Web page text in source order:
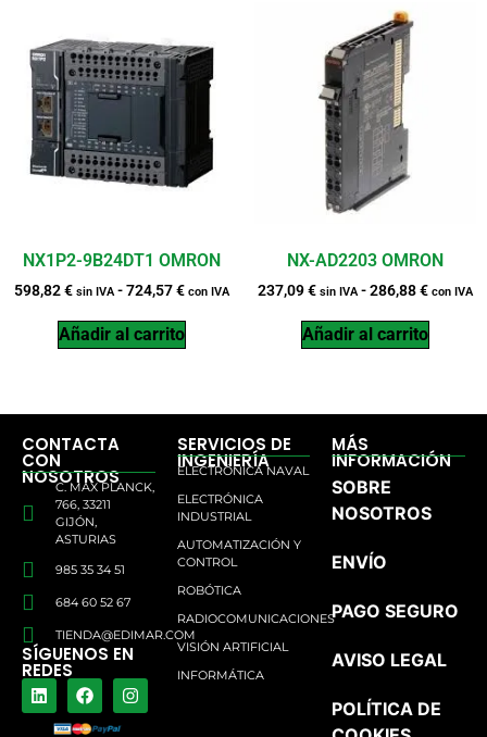
NX1P2-9B24DT1 OMRON
598,82€ sin IVA -724,57€ con IVA
Añadir al carrito
NX-AD2203 OMRON
237,09€ sin IVA -286,88€ con IVA
Añadir al carrito
CONTACTA
CON
NOSOTROS
C. MAX PLANCK,
766, 33211
GIJÓN,
ASTURIAS
985 35 34 51
684 60 52 67
TIENDA@EDIMAR.COM
SÍGUENOS EN
REDES
SERVICIOS DE
INGENIERÍA
ELECTRÓNICA NAVAL
ELECTRÓNICA
INDUSTRIAL
AUTOMATIZACIÓN Y
CONTROL
ROBÓTICA
RADIOCOMUNICACIONES
VISIÓN ARTIFICIAL
INFORMÁTICA
MÁS
INFORMACIÓN
SOBRE
NOSOTROS
ENVÍO
PAGO SEGURO
AVISO LEGAL
POLÍTICA DE